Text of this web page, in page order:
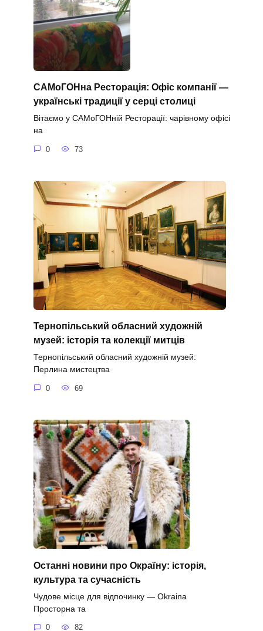
САМоГОНна Ресторація: Офіс компанії —
українські традиції у серці столиці
Вітаємо у САМоГОНній Ресторації: чарівному офісі
на
0 73
Тернопільський обласний художній
музей: історія та колекції митців
Тернопільський обласний художній музей:
Перлина мистецтва
0 69
Останні новини про Окраїну: історія,
культура та сучасність
Чудове місце для відпочинку — Okraina
Просторна та
0 82